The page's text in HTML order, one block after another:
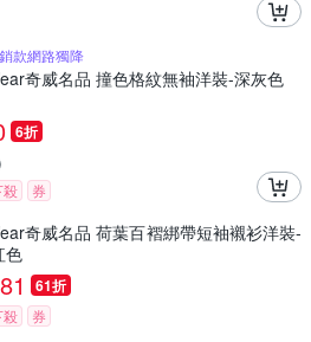
款網路獨降
奇威名品 撞色格紋無袖洋裝-深灰色
6折
殺 券
奇威名品 荷葉百褶綁帶短袖襯衫洋裝-
色
61折
殺 券